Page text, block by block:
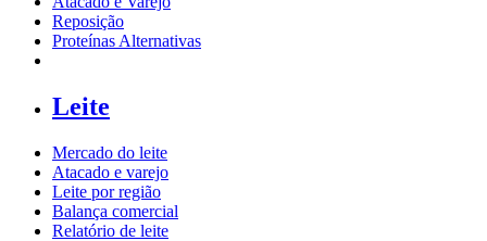
Reposição
Proteínas Alternativas
Leite
Mercado do leite
Atacado e varejo
Leite por região
Balança comercial
Relatório de leite